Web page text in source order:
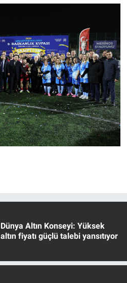
Dünya Altın Konseyi: Yüksek
altın fiyatı güçlü talebi yansıtıyor